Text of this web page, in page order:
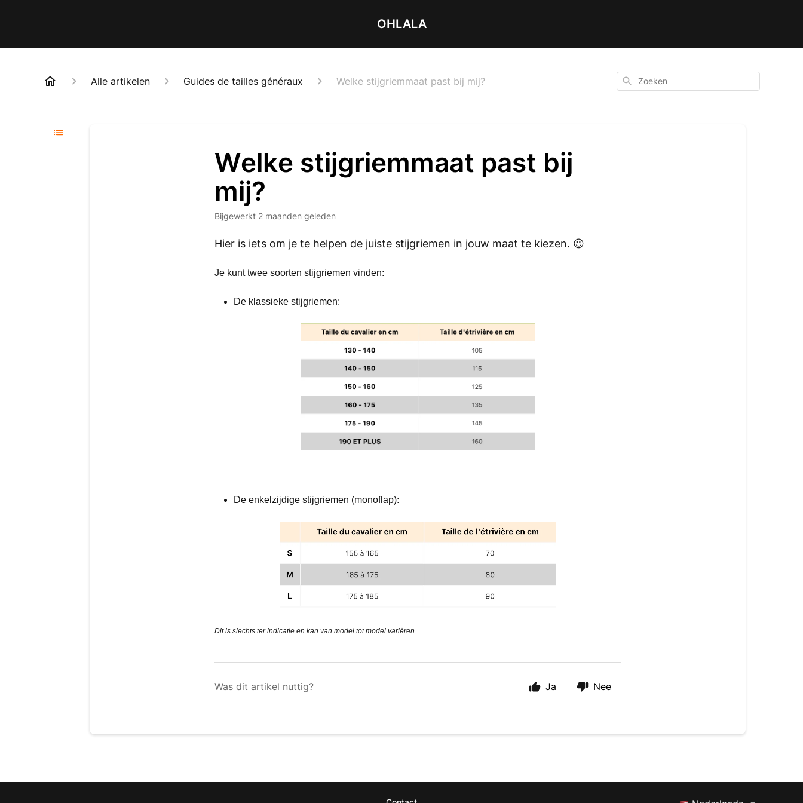
OHLALA
Alle artikelen Guides de tailles généraux Welke stijgriemmaat past bij mij? Zoeken
Welke stijgriemmaat past bij
mij?
Bijgewerkt 2 maanden geleden
Hier is iets om je te helpen de juiste stijgriemen in jouw maat te kiezen. 😉
Je kunt twee soorten stijgriemen vinden:
De klassieke stijgriemen:
De enkelzijdige stijgriemen (monoflap):
Dit is slechts ter indicatie en kan van model tot model variëren.
Was dit artikel nuttig? Ja Nee